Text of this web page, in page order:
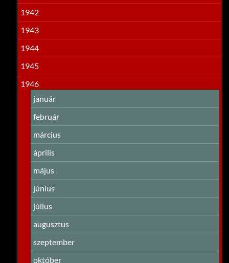
1942
1943
1944
1945
1946
január
február
március
április
május
június
július
augusztus
szeptember
október